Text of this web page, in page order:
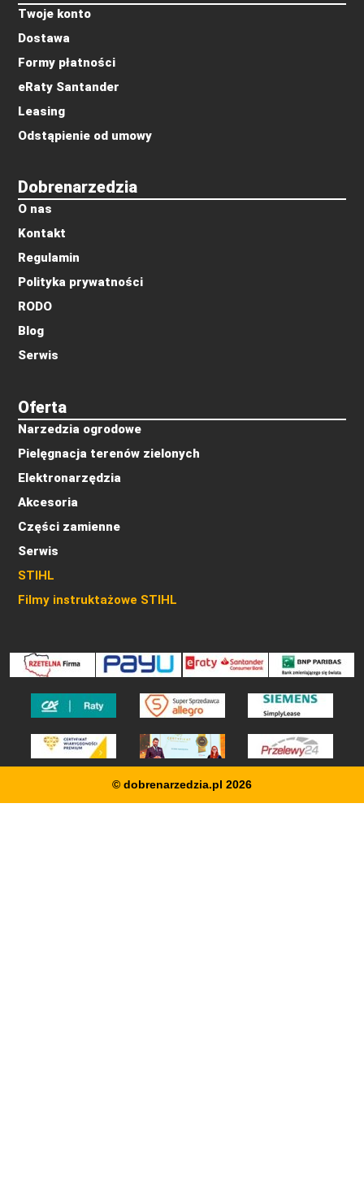
Oferta
Narzedzia ogrodowe
Pielęgnacja terenów zielonych
Elektronarzędzia
Akcesoria
Części zamienne
Serwis
STIHL
Filmy instruktażowe STIHL
Dobrenarzedzia
O nas
Kontakt
Regulamin
Polityka prywatności
RODO
Blog
Serwis
Twoje konto
Dostawa
Formy płatności
eRaty Santander
Leasing
Odstąpienie od umowy
© dobrenarzedzia.pl 2026